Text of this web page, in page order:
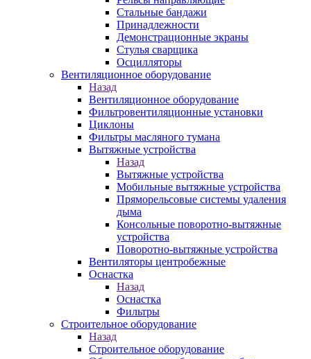
Стальные бандажи
Принадлежности
Демонстрационные экраны
Стулья сварщика
Осцилляторы
Вентиляционное оборудование
Назад
Вентиляционное оборудование
Фильтровентиляционные установки
Циклоны
Фильтры масляного тумана
Вытяжные устройства
Назад
Вытяжные устройства
Мобильные вытяжные устройства
Пряморельсовые системы удаления
дыма
Консольные поворотно-вытяжные
устройства
Поворотно-вытяжные устройства
Вентиляторы центробежные
Оснастка
Назад
Оснастка
Фильтры
Строительное оборудование
Назад
Строительное оборудование